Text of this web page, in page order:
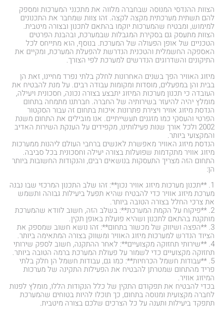
הצוות ההנדסי המנוסה שבחברה מלווה את מתכנני המערכות ומספק
להם תשתית מערכתית מקצה לקצה. זהו צוות שמחבר את התכנונים
למימוש, ומבטיח שהמערכות יוקמו בהתאם לתכנון ובצורה מיטבית.
הצוות מתעסק גם בסקירת המגבלות שבמערכת, ובהבנת הפרטים
הטכניים של אופן הפעולה של המערכת. בנוסף, הוא מתייחס לכל
האספקה החשמלית והטכנית הנדרשת להפעלת המערכת, ומקיים את
התיקונים והשדרוגים הנדרשים למערכת לפי הצורך.
מיזוג האוויר הפך בשנים האחרונות לחלק בלתי נפרד מחיינו, זאת הן
בבית והן במפעלים, מוסדות ומקומות עבודה רבים. על מנת להבטיח את
העובדה כי תכנון מערכות המיזוג יתבצע בצורה נכונה, חסכונית ויעילה,
מומלץ יהיה להיעזר בשירותיה של החברה. חברתנו מתמחה בתחום
הנדסת מיזוג אוויר ויצירת פתרונות איכות בתחום זה עבור הסקטור
הפרטי והעסקי כמו מזגנים תעשייתיים. אנו מובילים את התחום משנת
2002 ולכל אורך שנות פעילותינו, מקפידים על הענקת השירות האדיב
והמקצועי ביותר.
הנדסת מיזוג האוויר מאפשרת לאנשים ברחבי העולם ליהנות ממערכות
מיזוג אוויר מתקדמות שפועלות בצורה יעילה וחסכונית בכל סביבה.
התחום הזה מצריך התעסקות בנושאים רבים, והנקודות החשובות ביותר
הן:
1. **תכנון מערכות מיזוג אוויר נכון**: זהו שלב התכנון המרכזי שבו נבנה
מערכת מיזוג אוויר כדי להבטיח שהיא תפעל ביעילות גבוהה ותשמש
את צרכי החלל בצורה הטובה ביותר.
2. **פיקוח על הקמת המערכת**: בשלב הזה, חשוב לוודא שהמערכת
מותקנת בהתאם לתכנון ושהיא פועלת באופן תקין.
3. **הפצה ושיווק של מכשור בתחום**: זהו נושא חשוב שמספק את
הציוד הנדרש למערכות מיזוג האוויר ומשווק בצורה המתאימה ביותר.
4. **שירותי תחזוקה מקצועיים**: לאחר ההתקנה, חשוב לספק שירותי
תחזוקה מקצועיים כדי לשמור על פעולת המערכת ברמה הטובה ביותר.
5. **עבודות חשמל הכרחיות**: כמו גם, עבודות חשמל הן חלק בלתי
פריד מהתחום שמטרתן להבטיח את הפעילות התקינה של מערכות
המיזוג אוויר.
בכדי להבטיח את תפקודם התקין של כלל הנקודות הללו, מומלץ לפנות
לחברה מקצועית ומנוסה בתחום, כך תוכלו להיות בטוחים שהמערכת
תתפקד ביעילות ותענה על כל הצרכים שלכם בצורה מיטבית.